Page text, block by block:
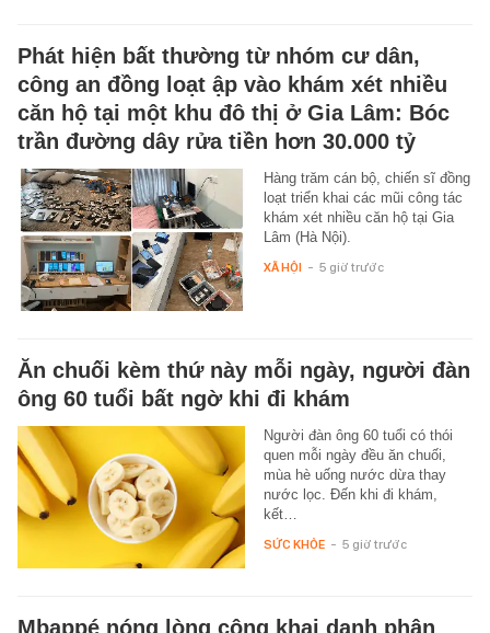
Phát hiện bất thường từ nhóm cư dân,
công an đồng loạt ập vào khám xét nhiều
căn hộ tại một khu đô thị ở Gia Lâm: Bóc
trần đường dây rửa tiền hơn 30.000 tỷ
Hàng trăm cán bộ, chiến sĩ đồng
loạt triển khai các mũi công tác
khám xét nhiều căn hộ tại Gia
Lâm (Hà Nội).
XÃ HỘI - 5 giờ trước
Ăn chuối kèm thứ này mỗi ngày, người đàn
ông 60 tuổi bất ngờ khi đi khám
Người đàn ông 60 tuổi có thói
quen mỗi ngày đều ăn chuối,
mùa hè uống nước dừa thay
nước lọc. Đến khi đi khám,
kết…
SỨC KHỎE - 5 giờ trước
Mbappé nóng lòng công khai danh phận